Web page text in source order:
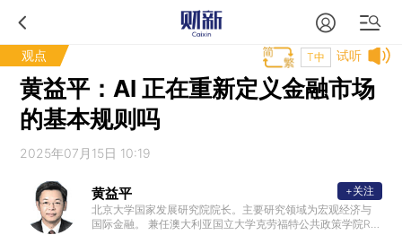
观点 试听
T中
黄益平：AI 正在重新定义金融市场
的基本规则吗
2025年07月15日 10:19
黄益平
北京大学国家发展研究院院长。主要研究领域为宏观经济与
国际金融。 兼任澳大利亚国立大学克劳福特公共政策学院Rio
+关注